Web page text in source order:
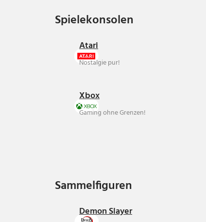
Spielekonsolen
Atari
Nostalgie pur!
Xbox
Gaming ohne Grenzen!
Sammelfiguren
Demon Slayer